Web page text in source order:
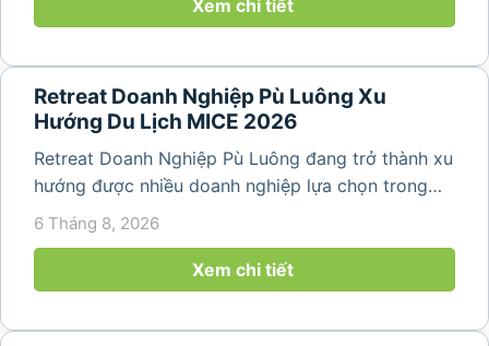
Xem chi tiết
Retreat Doanh Nghiệp Pù Luông Xu
Hướng Du Lịch MICE 2026
Retreat Doanh Nghiệp Pù Luông đang trở thành xu
hướng được nhiều doanh nghiệp lựa chọn trong
năm 2026 khi nhu cầu kết hợp nghỉ dưỡng, hội
họp và gắn kết đội ngũ ngày càng tăng. Không chỉ
mang đến khoảng thời gian thư giãn...
6 Tháng 8, 2026
Xem chi tiết